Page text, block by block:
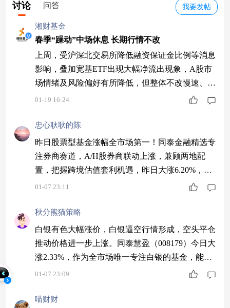
我要发帖
讨论 问答
湘财基金
春季“躁动”中场休息 长期行情不改
上周，受沪深北交易所降低融资保证金比例等消息
影响，叠加宽基ETF出现大幅净流出现象，A股市
场情绪及风险偏好有所降低，但整体不改慢速、长
期行情，“春季躁动”行情依然在演绎过程中。 国
地，并且未来有进一步降准降息的空间，此举将对
短期市场流动性形成一定支撑。同时，监管释
放“巩固市场稳中向好势头，坚决防止市场大起大
落”信号，一方面为短期市场过热情绪降温，另一
01-19 16:24
忠心耿耿的陈
昨日股票型基金涨幅全市场第一！同泰金融精选专
注券商赛道，A/H股券商联动上涨，兼顾两地配
置，把握跨境估值套利机遇，昨日大涨6.20%，表
现更具优势～$同泰金融精选股票C$ #13连阳！沪
01-07 23:11
秋分熊猫策略
白银有色大幅涨价，白银逼空行情形成，空头平仓
推动价格进一步上涨。同泰慧盈（008179）今日大
涨2.33%，作为全市场唯一专注白银的基金，能捕
捉逼空红利，个人觉得可以考虑。$同泰慧盈混合
01-07 23:09
喵财财